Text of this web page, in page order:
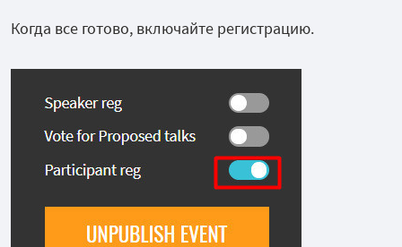
Когда все готово, включайте регистрацию.